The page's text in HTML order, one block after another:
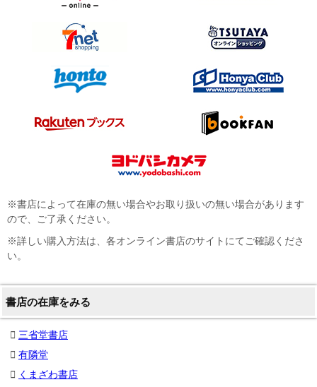
※書店によって在庫の無い場合やお取り扱いの無い場合があります
ので、ご了承ください。
※詳しい購入方法は、各オンライン書店のサイトにてご確認くださ
い。
書店の在庫をみる
三省堂書店
有隣堂
くまざわ書店